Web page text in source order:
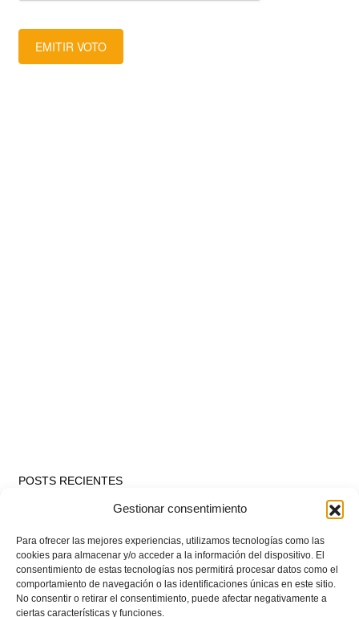
Gestionar consentimiento
Para ofrecer las mejores experiencias, utilizamos tecnologías como las
cookies para almacenar y/o acceder a la información del dispositivo. El
consentimiento de estas tecnologías nos permitirá procesar datos como el
comportamiento de navegación o las identificaciones únicas en este sitio.
No consentir o retirar el consentimiento, puede afectar negativamente a
ciertas características y funciones.
EMITIR VOTO
POSTS RECIENTES
Comunitat para la temporada 2026/2027
Circular nº. 7 – IV Supercopa Comunitat FFCV Futsal